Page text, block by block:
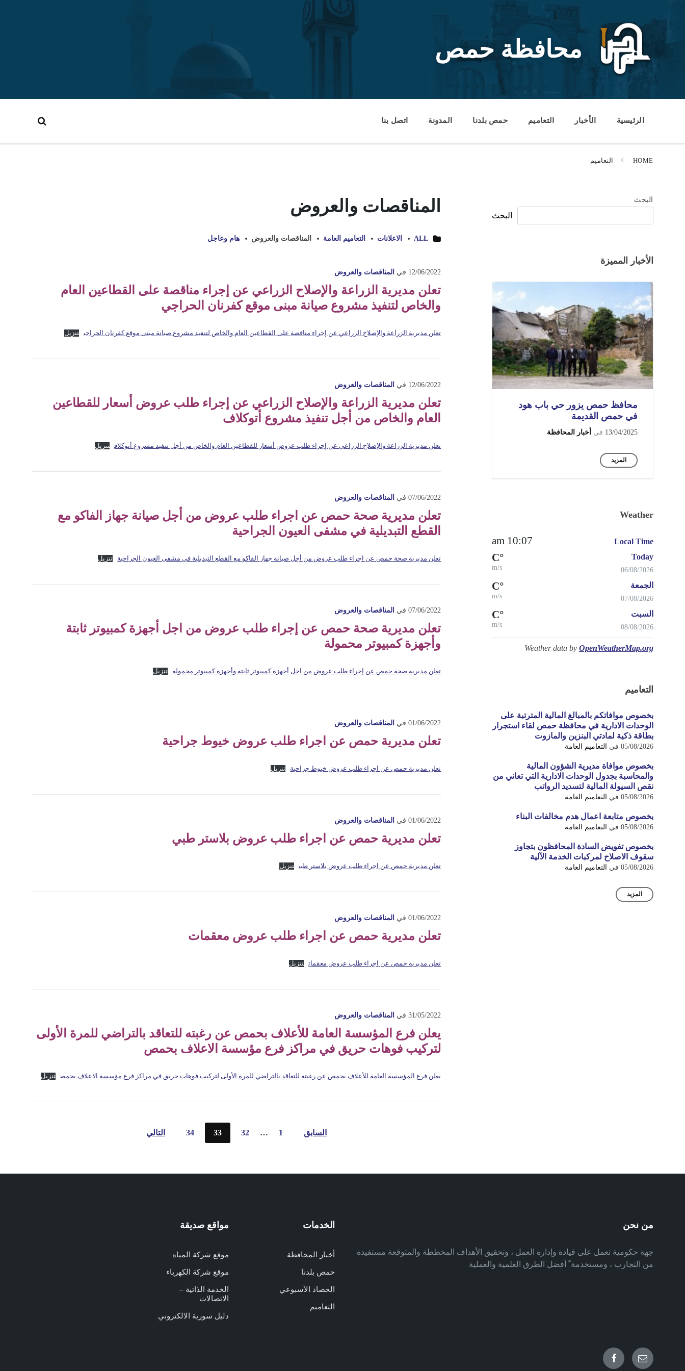
content
محافظة حمص
الرئيسية الأخبار التعاميم حمص بلدنا المدونة اتصل بنا
HOME التعاميم
المناقصات والعروض
ALL الاعلانات التعاميم العامة المناقصات والعروض هام وعاجل
12/06/2022 في المناقصات والعروض
تعلن مديرية الزراعة والإصلاح الزراعي عن إجراء مناقصة على القطاعين العام
والخاص لتنفيذ مشروع صيانة مبنى موقع كفرنان الحراجي
تعلن مديرية الزراعة والإصلاح الزراعي عن إجراء مناقصة على القطاعين العام والخاص لتنفيذ مشروع صيانة مبنى موقع كفرنان الحراجي تنزيل
12/06/2022 في المناقصات والعروض
تعلن مديرية الزراعة والإصلاح الزراعي عن إجراء طلب عروض أسعار للقطاعين
العام والخاص من أجل تنفيذ مشروع أتوكلاف
تعلن مديرية الزراعة والإصلاح الزراعي عن إجراء طلب عروض أسعار للقطاعين العام والخاص من أجل تنفيذ مشروع أتوكلاف تنزيل
07/06/2022 في المناقصات والعروض
تعلن مديرية صحة حمص عن اجراء طلب عروض من أجل صيانة جهاز الفاكو مع
القطع التبديلية في مشفى العيون الجراحية
تعلن مديرية صحة حمص عن اجراء طلب عروض من أجل صيانة جهاز الفاكو مع القطع التبديلية في مشفى العيون الجراحية تنزيل
07/06/2022 في المناقصات والعروض
تعلن مديرية صحة حمص عن إجراء طلب عروض من اجل أجهزة كمبيوتر ثابتة
وأجهزة كمبيوتر محمولة
تعلن مديرية صحة حمص عن إجراء طلب عروض من اجل أجهزة كمبيوتر ثابتة وأجهزة كمبيوتر محمولة تنزيل
01/06/2022 في المناقصات والعروض
تعلن مديرية حمص عن اجراء طلب عروض خيوط جراحية
تعلن مديرية حمص عن اجراء طلب عروض خيوط جراحية تنزيل
01/06/2022 في المناقصات والعروض
تعلن مديرية حمص عن اجراء طلب عروض بلاستر طبي
تعلن مديرية حمص عن اجراء طلب عروض بلاستر طبي تنزيل
01/06/2022 في المناقصات والعروض
تعلن مديرية حمص عن اجراء طلب عروض معقمات
تعلن مديرية حمص عن اجراء طلب عروض معقمات تنزيل
31/05/2022 في المناقصات والعروض
يعلن فرع المؤسسة العامة للأعلاف بحمص عن رغبته للتعاقد بالتراضي للمرة الأولى
لتركيب فوهات حريق في مراكز فرع مؤسسة الاعلاف بحمص
يعلن فرع المؤسسة العامة للأعلاف بحمص عن رغبته للتعاقد بالتراضي للمرة الأولى لتركيب فوهات حريق في مراكز فرع مؤسسة الاعلاف بحمص تنزيل
المقالات
السابق 1
…
32
33
34 التالي
البحث
البحث
الأخبار المميزة
محافظ حمص يزور حي باب هود
في حمص القديمة
13/04/2025 في أخبار المحافظة
المزيد
Weather
Local Time
10:07 am
Today
06/08/2026
°C
m/s
الجمعة
07/08/2026
°C
m/s
السبت
08/08/2026
°C
m/s
Weather data by OpenWeatherMap.org
التعاميم
بخصوص موافاتكم بالمبالغ المالية المترتبة على
الوحدات الادارية في محافظة حمص لقاء استجرار
بطاقة ذكية لمادتي البنزين والمازوت
05/08/2026 في التعاميم العامة
بخصوص موافاة مديرية الشؤون المالية
والمحاسبة بجدول الوحدات الادارية التي تعاني من
نقص السيولة المالية لتسديد الرواتب
05/08/2026 في التعاميم العامة
بخصوص متابعة اعمال هدم مخالفات البناء
05/08/2026 في التعاميم العامة
بخصوص تفويض السادة المحافظون بتجاوز
سقوف الاصلاح لمركبات الخدمة الآلية
05/08/2026 في التعاميم العامة
المزيد
من نحن
جهة حكومية تعمل على قيادة وإدارة العمل ، وتحقيق الأهداف المخططة والمتوقعة مستفيدة
من التجارب ، ومستخدمة ً أفضل الطرق العلمية والعملية
الخدمات
أخبار المحافظة
حمص بلدنا
الحصاد الأسبوعي
التعاميم
مواقع صديقة
موقع شركة المياه
موقع شركة الكهرباء
الخدمة الذاتية –
الاتصالات
دليل سورية الالكتروني
Email
Facebook